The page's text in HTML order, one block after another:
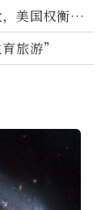
美国权衡地
旅游”